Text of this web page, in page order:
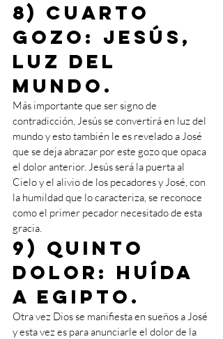
8) Cuarto
gozo: Jesús,
luz del
mundo.
Más importante que ser signo de
contradicción, Jesús se convertirá en luz del
mundo y esto también le es revelado a José
que se deja abrazar por este gozo que opaca
el dolor anterior. Jesús será la puerta al
Cielo y el alivio de los pecadores y José, con
la humildad que lo caracteriza, se reconoce
como el primer pecador necesitado de esta
gracia.
9) Quinto
dolor: huída
a Egipto.
Otra vez Dios se manifiesta en sueños a José
y esta vez es para anunciarle el dolor de la